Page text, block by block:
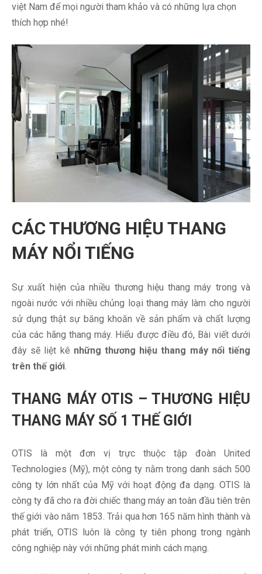
việt Nam để mọi người tham khảo và có những lựa chọn
thích hợp nhé!
CÁC THƯƠNG HIỆU THANG
MÁY NỔI TIẾNG
Sự xuất hiện của nhiều thương hiệu thang máy trong và
ngoài nước với nhiều chủng loại thang máy làm cho người
sử dụng thật sự băng khoăn về sản phẩm và chất lượng
của các hãng thang máy. Hiểu được điều đó, Bài viết dưới
đây sẽ liệt kê những thương hiệu thang máy nổi tiếng
trên thế giới
THANG MÁY OTIS – THƯƠNG HIỆU
THANG MÁY SỐ 1 THẾ GIỚI
OTIS là một đơn vị trực thuộc tập đoàn United
Technologies (Mỹ), một công ty nằm trong danh sách 500
công ty lớn nhất của Mỹ với hoạt động đa dạng. OTIS là
công ty đã cho ra đời chiếc thang máy an toàn đầu tiên trên
thế giới vào năm 1853. Trải qua hơn 165 năm hình thành và
phát triển, OTIS luôn là công ty tiên phong trong ngành
công nghiệp này với những phát minh cách mạng.